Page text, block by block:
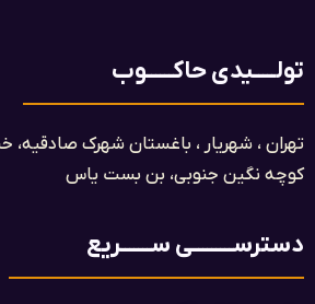
تولـــــیدی حاکــــــوب
تهران ، شهریار ، باغستان شهرک صادقیه،
کوچه نگین جنوبی، بن بست یاس​
دسترســـــــــی ســـــــریع